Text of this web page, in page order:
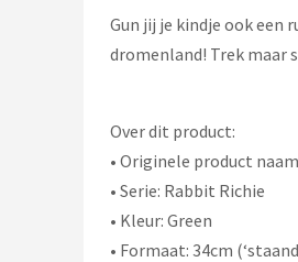
Gun jij je kindje ook een
dromenland! Trek maar
Over dit product:
• Originele product
• Serie: Rabbit Richie
• Kleur: Green
• Formaat: 34cm